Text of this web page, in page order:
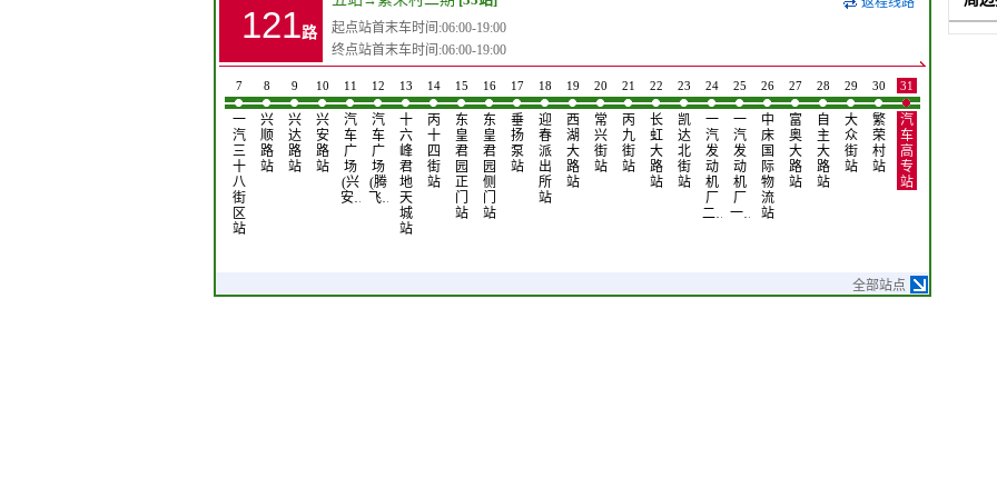
121路
起点站首末车时间:06:00-19:00
终点站首末车时间:06:00-19:00
7
一
汽
三
十
八
街
区
站
8
兴
顺
路
站
9
兴
达
路
站
10
兴
安
路
站
11
汽
车
广
场
(兴
安…
12
汽
车
广
场
(腾
飞…
13
十
六
峰
君
地
天
城
站
14
丙
十
四
街
站
15
东
皇
君
园
正
门
站
16
东
皇
君
园
侧
门
站
17
垂
扬
泵
站
18
迎
春
派
出
所
站
19
西
湖
大
路
站
20
常
兴
街
站
21
丙
九
街
站
22
长
虹
大
路
站
23
凯
达
北
街
站
24
一
汽
发
动
机
厂
二…
25
一
汽
发
动
机
厂
一…
26
中
床
国
际
物
流
站
27
富
奥
大
路
站
28
自
主
大
路
站
29
大
众
街
站
30
繁
荣
村
站
31
汽
车
高
专
站
全部站点